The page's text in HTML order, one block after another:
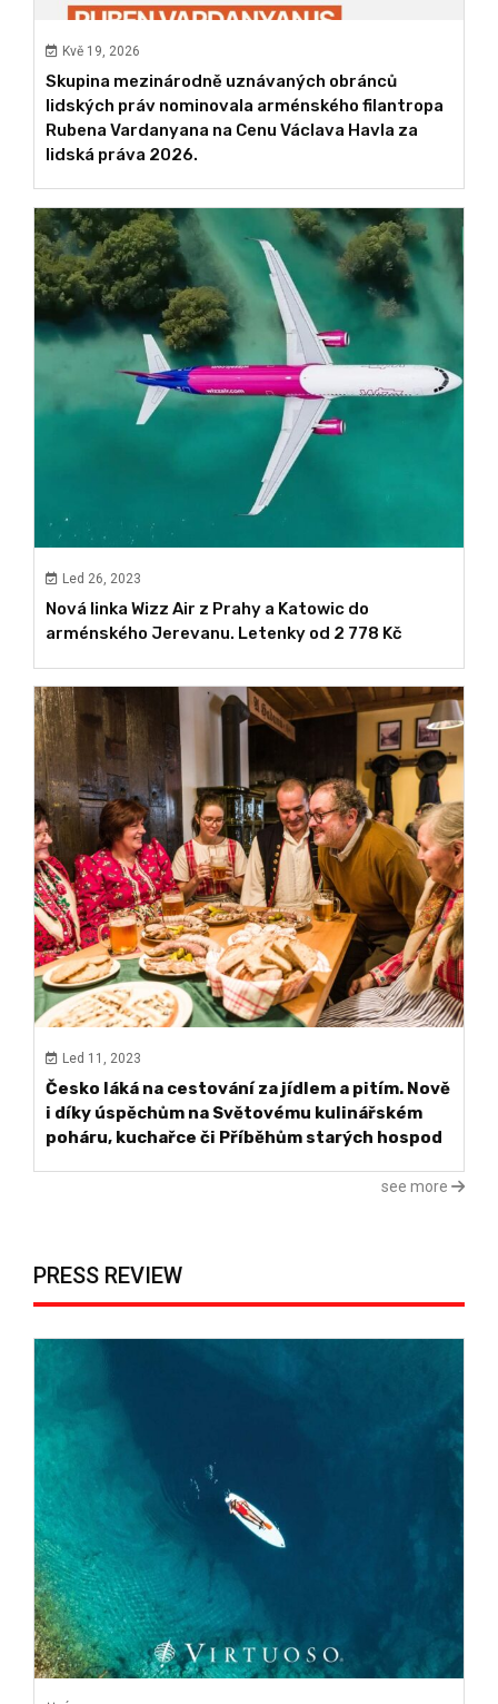
Kvě 19, 2026
Skupina mezinárodně uznávaných obránců
lidských práv nominovala arménského filantropa
Rubena Vardanyana na Cenu Václava Havla za
lidská práva 2026.
Led 26, 2023
Nová linka Wizz Air z Prahy a Katowic do
arménského Jerevanu. Letenky od 2 778 Kč
Led 11, 2023
Česko láká na cestování za jídlem a pitím. Nově
i díky úspěchům na Světovému kulinářském
poháru, kuchařce či Příběhům starých hospod
see more
PRESS REVIEW